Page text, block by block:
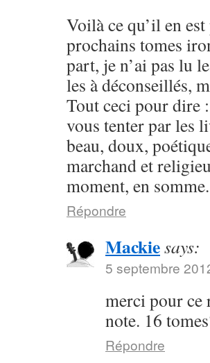
Voilà ce qu’il en
prochains tomes
part, je n’ai pas lu
les à déconseillés,
Tout ceci pour dire
vous tenter par les
beau, doux,
marchand et
moment, en somme.
Répondre
Mackiesays:
5 septembre
merci pour ce
note. 16
Répondre